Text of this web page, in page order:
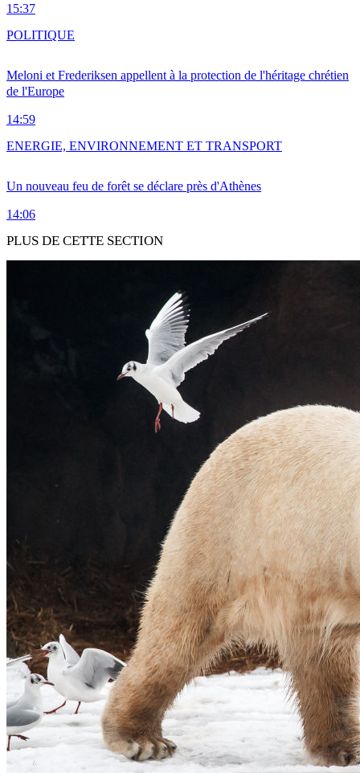
15:37
Meloni et Frederiksen appellent à la protection de l'héritage chrétien
de l'Europe
14:59
POLITIQUE
Un nouveau feu de forêt se déclare près d'Athènes
14:06
ENERGIE, ENVIRONNEMENT ET TRANSPORT
PLUS DE CETTE SECTION